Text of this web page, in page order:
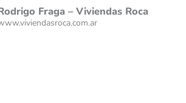
Fraga – Viviendas Roca